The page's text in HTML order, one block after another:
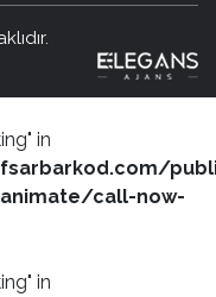
in
call-now-
in